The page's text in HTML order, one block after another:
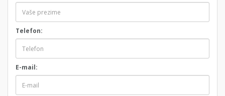
Telefon:
E-mail: